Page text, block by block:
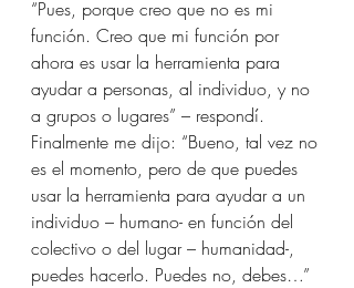
“Pues, porque creo que no es mi
función. Creo que mi función por
ahora es usar la herramienta para
ayudar a personas, al individuo, y no
a grupos o lugares” – respondí.
Finalmente me dijo: “Bueno, tal vez no
es el momento, pero de que puedes
usar la herramienta para ayudar a un
individuo – humano- en función del
colectivo o del lugar – humanidad-,
puedes hacerlo. Puedes no, debes…”